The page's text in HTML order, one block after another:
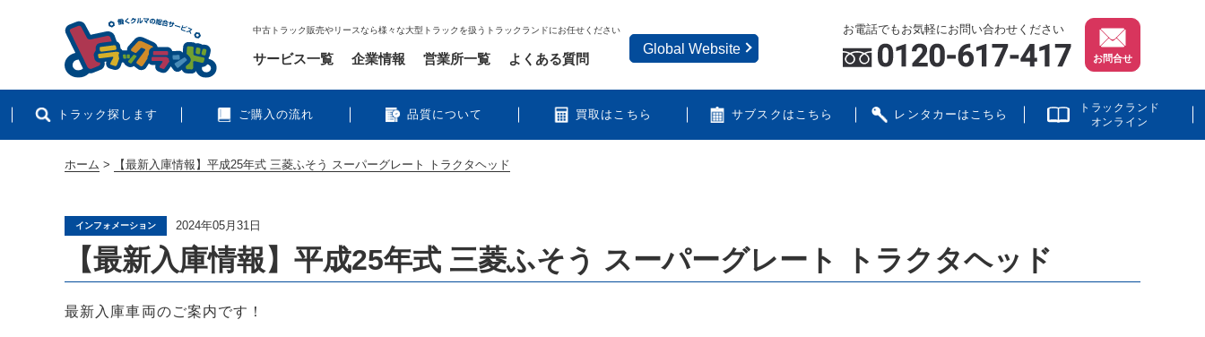
中古トラック販売やリースなら様々な大型トラックを扱うトラックランドにお任せください お電話でもお気軽にお問い合わせください
お問合せ
トラック探します ご購入の流れ 品質について 買取はこちら サブスクはこちら レンタカーはこちら
トラックランド
オンライン
サービス一覧 企業情報 営業所一覧 よくある質問
Global Website
ホーム > 【最新入庫情報】平成25年式 三菱ふそう スーパーグレート トラクタヘッド
インフォメーション 2024年05月31日
【最新入庫情報】平成25年式 三菱ふそう スーパーグレート トラクタヘッド
最新入庫車両のご案内です！